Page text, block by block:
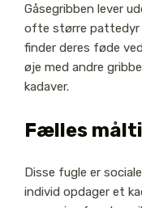
Gåsegribben lever
ofte større pattedyr
finder deres føde
øje med andre
kadaver.
Fælles
Disse fugle er
individ opdager et